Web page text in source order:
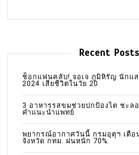
Recent Posts
ช็อกแฟนคลับ! จอเจ ภูมิหิรัญ นักแส
2024 เสียชีวิตในวัย 20
3 อาหารรสขมช่วยปกป้องไต ชะล
คำแนะนำแพทย์
พยากรณ์อากาศวันนี้ กรมอุตุฯ เตือ
จังหวัด กทม. ฝนหนัก 70%